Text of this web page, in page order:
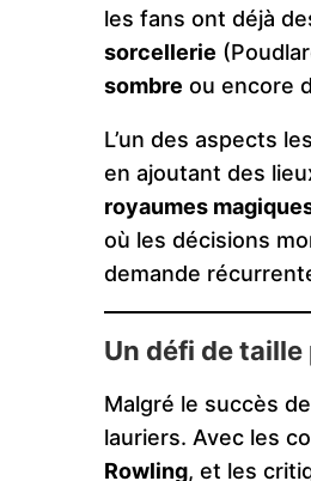
les fans ont déjà
sorcellerie
sombre ou encore
L’un des aspects
en ajoutant des
royaumes
où les décisions
demande
Un défi de
Malgré le succès de
lauriers. Avec les
Rowling, et les